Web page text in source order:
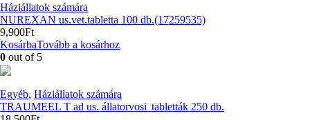
Háziállatok számára
NUREXAN us.vet.tabletta 100 db.(17259535)
9,900Ft
KosárbaTovább a kosárhoz
0 out of 5
Egyéb, Háziállatok számára
TRAUMEEL T ad us. állatorvosi tabletták 250 db.